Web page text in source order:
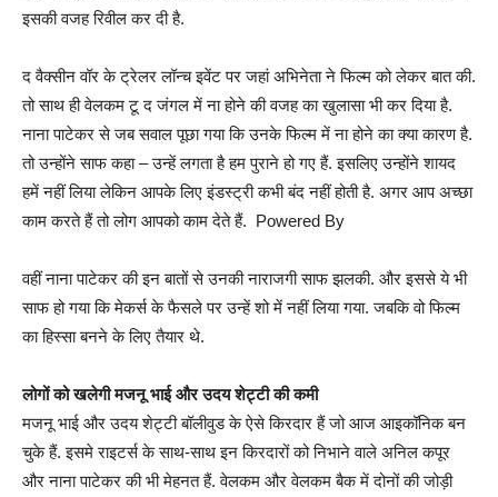
इसकी वजह रिवील कर दी है.
द वैक्सीन वॉर के ट्रेलर लॉन्च इवेंट पर जहां अभिनेता ने फिल्म को लेकर बात की.
तो साथ ही वेलकम टू द जंगल में ना होने की वजह का खुलासा भी कर दिया है.
नाना पाटेकर से जब सवाल पूछा गया कि उनके फिल्म में ना होने का क्या कारण है.
तो उन्होंने साफ कहा – उन्हें लगता है हम पुराने हो गए हैं. इसलिए उन्होंने शायद
हमें नहीं लिया लेकिन आपके लिए इंडस्ट्री कभी बंद नहीं होती है. अगर आप अच्छा
काम करते हैं तो लोग आपको काम देते हैं. Powered By
वहीं नाना पाटेकर की इन बातों से उनकी नाराजगी साफ झलकी. और इससे ये भी
साफ हो गया कि मेकर्स के फैसले पर उन्हें शो में नहीं लिया गया. जबकि वो फिल्म
का हिस्सा बनने के लिए तैयार थे.
लोगों को खलेगी मजनू भाई और उदय शेट्टी की कमी
मजनू भाई और उदय शेट्टी बॉलीवुड के ऐसे किरदार हैं जो आज आइकॉनिक बन
चुके हैं. इसमे राइटर्स के साथ-साथ इन किरदारों को निभाने वाले अनिल कपूर
और नाना पाटेकर की भी मेहनत हैं. वेलकम और वेलकम बैक में दोनों की जोड़ी